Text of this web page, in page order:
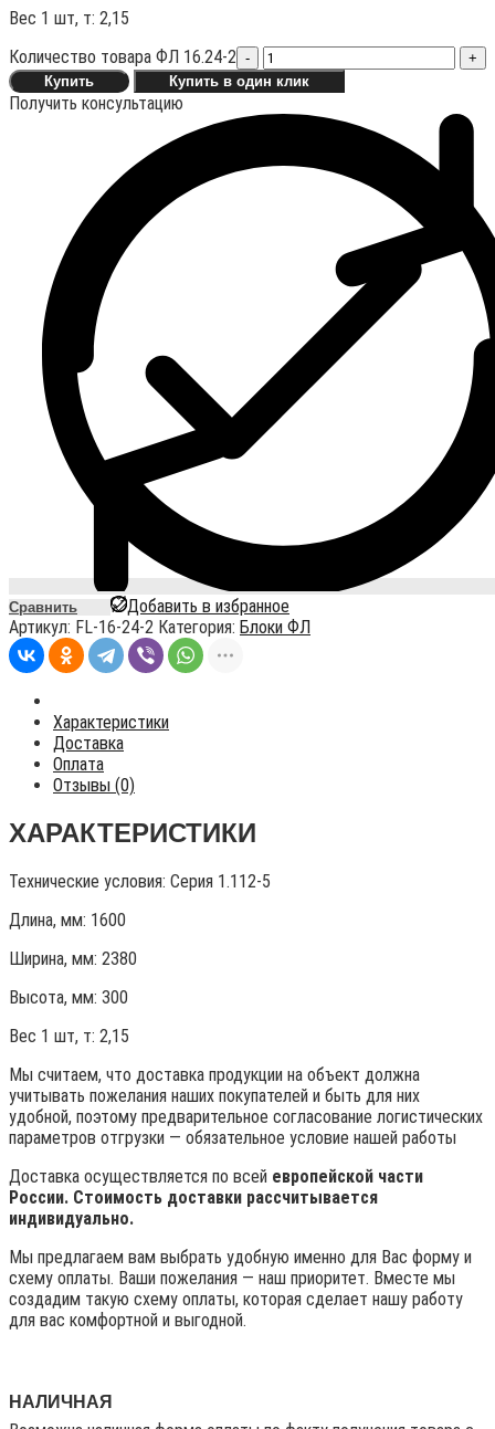
Вес 1 шт, т: 2,15
Количество товара ФЛ 16.24-2 -
+
Купить
Купить в один клик
Получить консультацию
Сравнить
Добавить в избранное
Артикул: FL-16-24-2 Категория: Блоки ФЛ
Характеристики
Доставка
Оплата
Отзывы (0)
ХАРАКТЕРИСТИКИ
Технические условия: Серия 1.112-5
Длина, мм: 1600
Ширина, мм: 2380
Высота, мм: 300
Вес 1 шт, т: 2,15
Мы считаем, что доставка продукции на объект должна
учитывать пожелания наших покупателей и быть для них
удобной, поэтому предварительное согласование логистических
параметров отгрузки — обязательное условие нашей работы
Доставка осуществляется по всей европейской части
России. Стоимость доставки рассчитывается
индивидуально.
Мы предлагаем вам выбрать удобную именно для Вас форму и
схему оплаты. Ваши пожелания — наш приоритет. Вместе мы
создадим такую схему оплаты, которая сделает нашу работу
для вас комфортной и выгодной.
НАЛИЧНАЯ